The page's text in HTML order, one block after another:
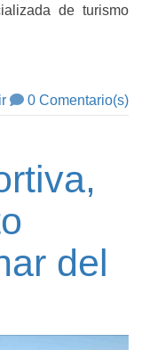
de turismo
0 Comentario(s)
del